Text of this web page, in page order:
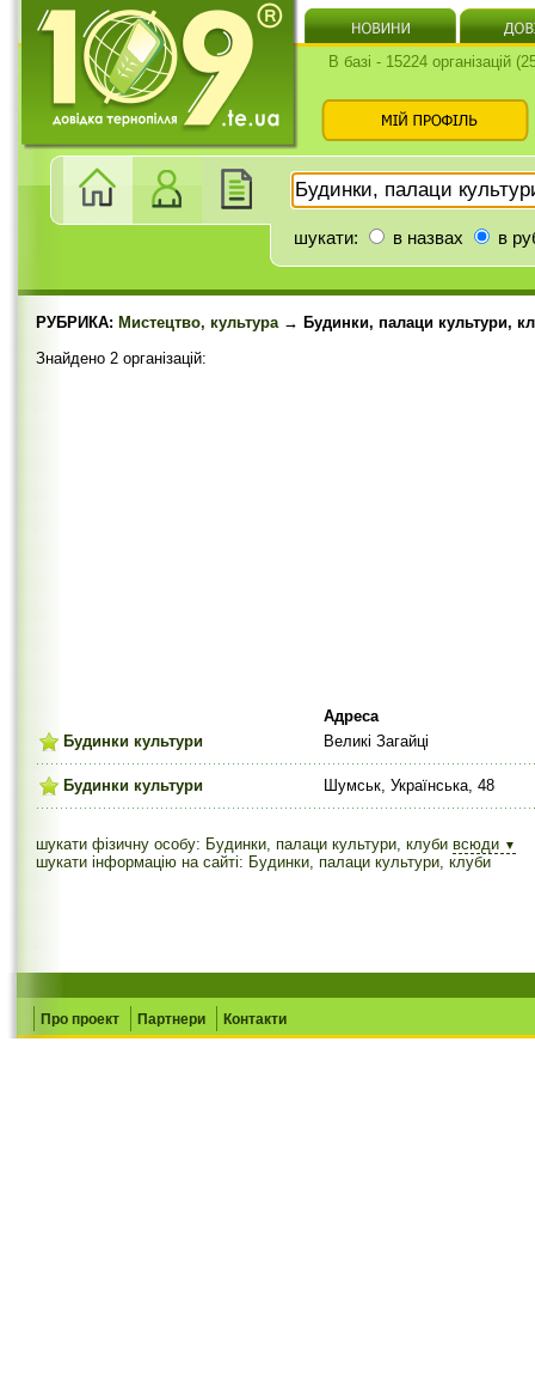
В базі - 15224 організацій
шукати: в назвах в
РУБРИКА: Мистецтво, культура→ Будинки, палаци культури,
Знайдено 2 організацій:
Адреса
Будинки культури
Великі Загайці
Будинки культури Шумськ, Українська, 48
шукати фізичну особу: Будинки, палаци культури, клуби всюди ▼
шукати інформацію на сайті: Будинки, палаци культури, клуби
Про проект Партнери Контакти